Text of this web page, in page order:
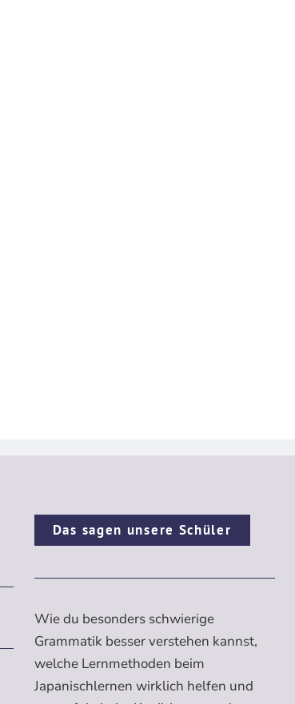
Das sagen unsere Schüler
Wie du besonders schwierige
Grammatik besser verstehen kannst,
welche Lernmethoden beim
Japanischlernen wirklich helfen und